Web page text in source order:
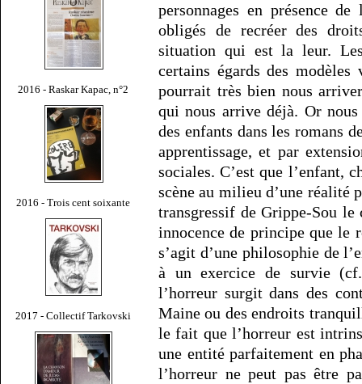
2016 - Raskar Kapac, n°2
2016 - Trois cent soixante
2017 - Collectif Tarkovski
personnages en présence
obligés de recréer des
situation qui est la leur.
certains égards des
pourrait très bien nous
qui nous arrive déjà. Or
des enfants dans les romans
apprentissage, et par
sociales. C’est que l’enfant,
scène au milieu d’une réalité
transgressif de Grippe-Sou le
innocence de principe que le
s’agit d’une philosophie de
à un exercice de survie
l’horreur surgit dans des
Maine ou des endroits
le fait que l’horreur est
une entité parfaitement en
l’horreur ne peut pas être